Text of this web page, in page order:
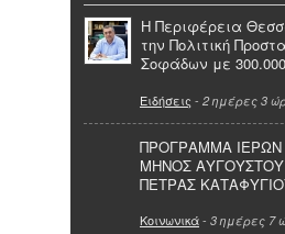
Η Περιφέρεια
την Πολιτική
Σοφάδων με
Ειδήσεις - 2 ημέρες 3
ΠΡΟΓΡΑΜΜΑ
ΜΗΝΟΣ
ΠΕΤΡΑΣ
Κοινωνικά- 3 ημέρες 7